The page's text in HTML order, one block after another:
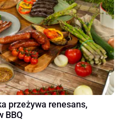
przeżywa renesans,
BBQ